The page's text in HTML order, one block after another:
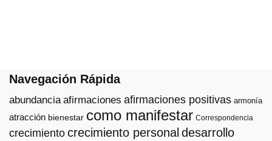
Navegación Rápida
abundancia afirmaciones afirmaciones positivas armonía
atracción bienestar como manifestar Correspondencia
crecimiento crecimiento personal desarrollo